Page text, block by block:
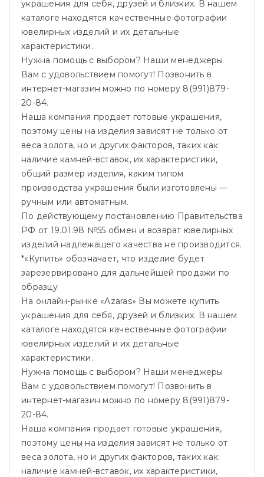
украшения для себя, друзей и близких. В нашем
каталоге находятся качественные фотографии
ювелирных изделий и их детальные
характеристики.
Нужна помощь с выбором? Наши менеджеры
Вам с удовольствием помогут! Позвонить в
интернет-магазин можно по номеру 8(991)879-
20-84.
Наша компания продает готовые украшения,
поэтому цены на изделия зависят не только от
веса золота, но и других факторов, таких как:
наличие камней-вставок, их характеристики,
общий размер изделия, каким типом
производства украшения были изготовлены —
ручным или автоматным.
По действующему постановлению Правительства
РФ от 19.01.98 №55 обмен и возврат ювелирных
изделий надлежащего качества не производится.
*«Купить» обозначает, что изделие будет
зарезервировано для дальнейшей продажи по
образцу
На онлайн-рынке «Azaras» Вы можете купить
украшения для себя, друзей и близких. В нашем
каталоге находятся качественные фотографии
ювелирных изделий и их детальные
характеристики.
Нужна помощь с выбором? Наши менеджеры
Вам с удовольствием помогут! Позвонить в
интернет-магазин можно по номеру 8(991)879-
20-84.
Наша компания продает готовые украшения,
поэтому цены на изделия зависят не только от
веса золота, но и других факторов, таких как:
наличие камней-вставок, их характеристики,